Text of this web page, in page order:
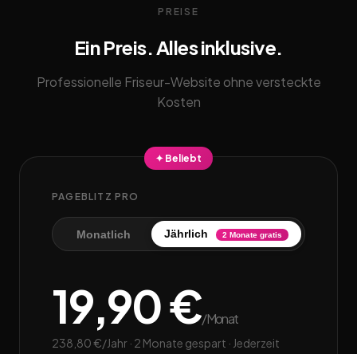
PREISE
Ein Preis. Alles inklusive.
Professionelle Friseur-Website ohne versteckte
Kosten
✦ Beliebt
PAGEBLITZ PRO
Monatlich Jährlich 2 Monate gratis
19,90 €/Monat
238,80 €/Jahr · 2 Monate gespart · Jederzeit